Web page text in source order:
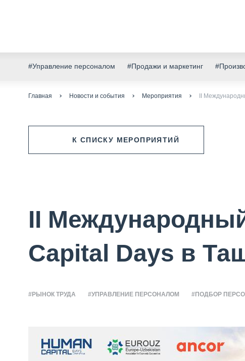
#Управление персоналом #Продажи и маркетинг
Главная Новости и события Мероприятия II
К СПИСКУ МЕРОПРИЯТИЙ
II
Capital Days в
#РЫНОК ТРУДА #УПРАВЛЕНИЕ ПЕРСОНАЛОМ #ПОДБОР